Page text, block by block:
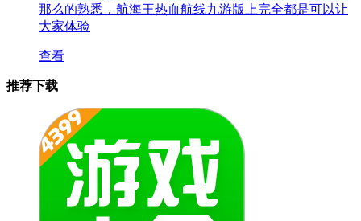
那么的熟悉，航海王热血航线九游版上完全都是可以让
大家体验
查看
推荐下载